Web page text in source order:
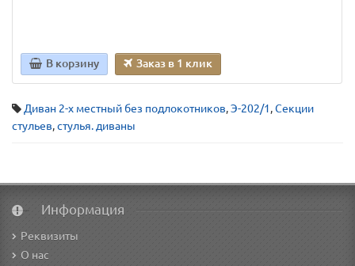
В корзину Заказ в 1 клик
Диван 2-х местный без подлокотников,Э-202/1,Секции
стульев,стулья. диваны
Информация
Реквизиты
О нас